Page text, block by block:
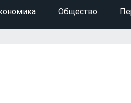
Общество